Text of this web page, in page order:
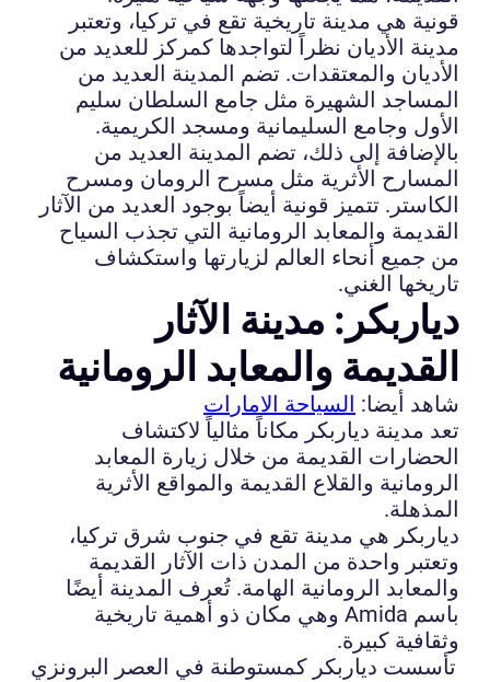
قونية هي مدينة تاريخية تقع في تركيا، وتعتبر
مدينة الأديان نظراً لتواجدها كمركز للعديد من
الأديان والمعتقدات. تضم المدينة العديد من
المساجد الشهيرة مثل جامع السلطان سليم
الأول وجامع السليمانية ومسجد الكريمية.
بالإضافة إلى ذلك، تضم المدينة العديد من
المسارح الأثرية مثل مسرح الرومان ومسرح
الكاستر. تتميز قونية أيضاً بوجود العديد من الآثار
القديمة والمعابد الرومانية التي تجذب السياح
من جميع أنحاء العالم لزيارتها واستكشاف
تاريخها الغني.
دياربكر: مدينة الآثار
القديمة والمعابد الرومانية
شاهد أيضا: السياحة الامارات
تعد مدينة دياربكر مكاناً مثالياً لاكتشاف
الحضارات القديمة من خلال زيارة المعابد
الرومانية والقلاع القديمة والمواقع الأثرية
المذهلة.
دياربكر هي مدينة تقع في جنوب شرق تركيا،
وتعتبر واحدة من المدن ذات الآثار القديمة
والمعابد الرومانية الهامة. تُعرف المدينة أيضًا
باسم Amida وهي مكان ذو أهمية تاريخية
وثقافية كبيرة.
تأسست دياربكر كمستوطنة في العصر البرونزي